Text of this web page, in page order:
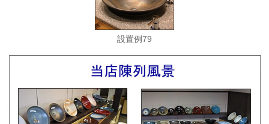
設置例79